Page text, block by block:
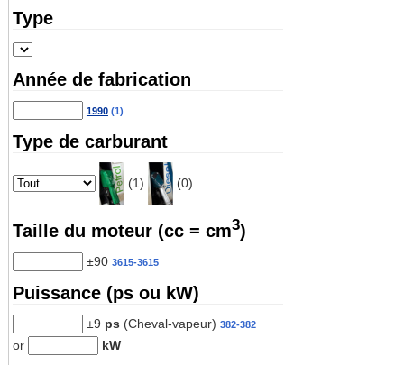
Type
Année de fabrication
1990(1)
Type de carburant
(1) (0)
Taille du moteur (cc = cm3)
±90 3615-3615
Puissance (ps ou kW)
±9 ps (Cheval-vapeur) 382-382
or kW